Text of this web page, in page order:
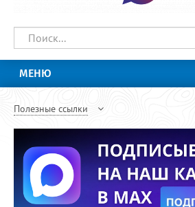
МЕНЮ
Полезные ссылки